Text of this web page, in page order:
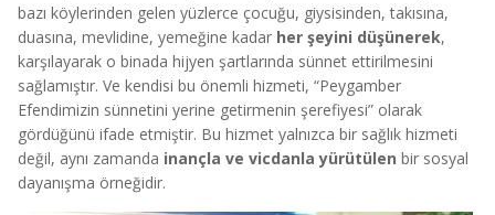
bazı köylerinden gelen yüzlerce çocuğu, giysisinden, takısına,
duasına, mevlidine, yemeğine kadar her şeyini düşünerek,
karşılayarak o binada hijyen şartlarında sünnet ettirilmesini
sağlamıştır. Ve kendisi bu önemli hizmeti, “Peygamber
Efendimizin sünnetini yerine getirmenin şerefiyesi” olarak
gördüğünü ifade etmiştir. Bu hizmet yalnızca bir sağlık hizmeti
değil, aynı zamanda inançla ve vicdanla yürütülen bir sosyal
dayanışma örneğidir.